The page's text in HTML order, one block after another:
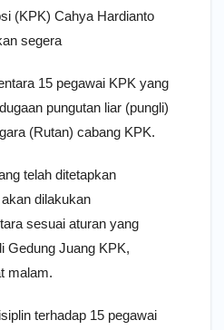
(KPK) Cahya Hardianto
segera
15 pegawai KPK yang
pungutan liar (pungli)
(Rutan) cabang KPK.
telah ditetapkan
dilakukan
sesuai aturan yang
Gedung Juang KPK,
malam.
terhadap 15 pegawai